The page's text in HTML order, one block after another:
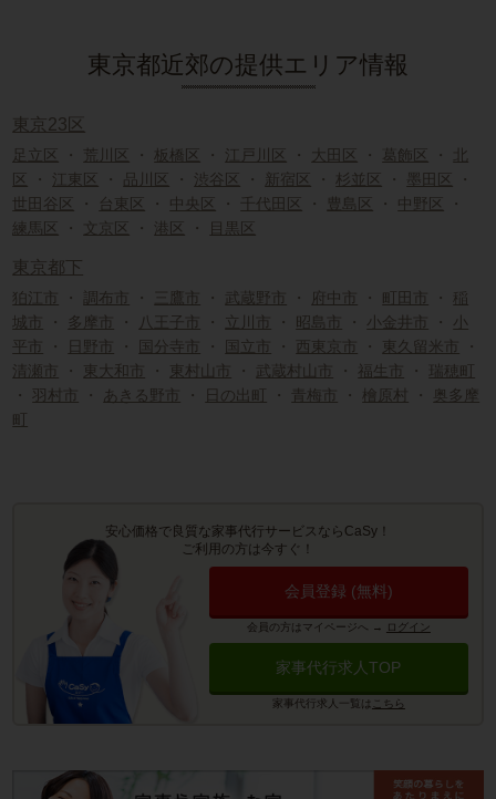
東京都近郊の提供エリア情報
東京23区
足立区 ・ 荒川区 ・板橋区 ・ 江戸川区 ・ 大田区 ・ 葛飾区 ・
北
区
・ 江東区 ・ 品川区 ・ 渋谷区 ・ 新宿区 ・杉並区 ・ 墨田区
・
世田谷区
・ 台東区 ・ 中央区 ・ 千代田区 ・ 豊島区 ・ 中野区
・
練馬区
・ 文京区 ・ 港区 ・ 目黒区
東京都下
狛江市 ・ 調布市 ・ 三鷹市 ・ 武蔵野市 ・ 府中市 ・ 町田市 ・ 稲
城市
・ 多摩市 ・ 八王子市 ・ 立川市 ・ 昭島市 ・ 小金井市 ・ 小
平市
・ 日野市 ・ 国分寺市 ・ 国立市 ・ 西東京市 ・ 東久留米市
・
清瀬市
・ 東大和市 ・ 東村山市 ・ 武蔵村山市 ・ 福生市 ・
瑞穂町
・ 羽村市 ・ あきる野市 ・ 日の出町 ・ 青梅市 ・ 檜原村 ・
奥多摩
町
安心価格で良質な家事代行サービスならCaSy！
ご利用の方は今すぐ！
会員登録 (無料)
会員の方はマイページへ → ログイン
家事代行求人TOP
家事代行求人一覧は こちら